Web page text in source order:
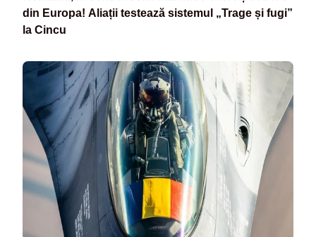
din Europa! Aliații testează sistemul „Trage și fugi”
la Cincu